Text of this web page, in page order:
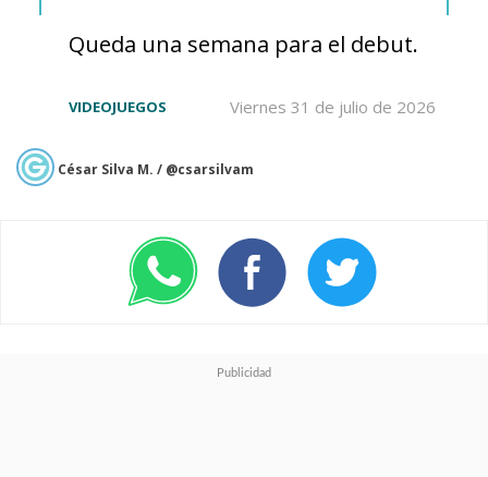
#NYCC : Marvel
Television's
Season 2 is coming to
@DisneyPlus March 2026!
— Marvel Studios (@MarvelStudios)
Queda una semana para el debut.
Viernes 31 de julio de 2026
VIDEOJUEGOS
César Silva M. / @csarsilvam